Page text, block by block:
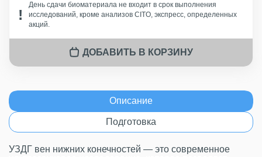
День сдачи биоматериала не входит в срок выполнения
исследований, кроме анализов CITO, экспресс, определенных
акций.
ДОБАВИТЬ В КОРЗИНУ
Описание
Подготовка
УЗДГ вен нижних конечностей — это современное